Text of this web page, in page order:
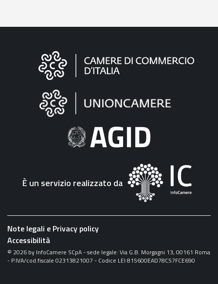
Informazioni
"Fattura
Elettronica"
È un servizio realizzato da
Note legali e Privacy policy
Accessibilità
© 2026 by InfoCamere SCpA - sede legale: Via G.B. Morgagni 13, 00161 Roma
- P.IVA/cod.fiscale 02313821007 - Codice LEI 815600EAD78C57FCE690